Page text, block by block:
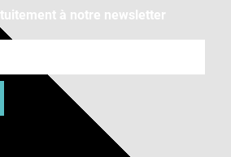
à notre newsletter